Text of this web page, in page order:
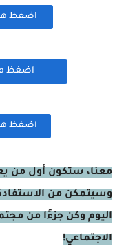
اضغظ هنا
اضغظ
اضغظ هنا
معنا، ستكون أول من
وسيتمكن من الاستفادة
اليوم وكن جزءًا من
الاجتماعي!